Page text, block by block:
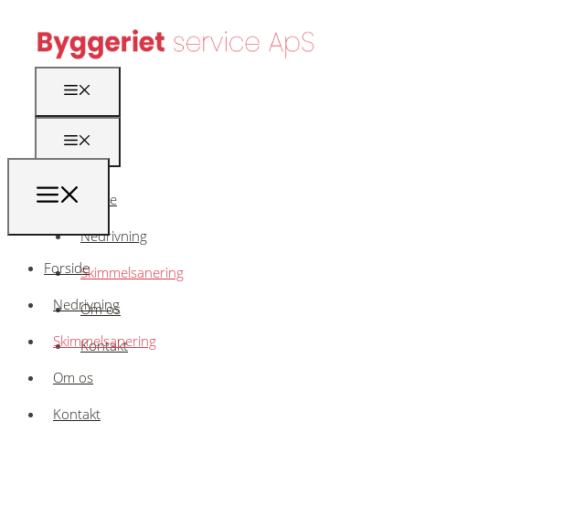
Forside
Nedrivning
Skimmelsanering
Om os
Kontakt
Forside
Nedrivning
Skimmelsanering
Om os
Kontakt